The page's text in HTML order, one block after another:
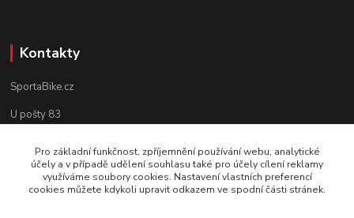
Kontakty
SportaBike.cz
U pošty 83
tel.: +420 736 274 612
e-mail: info@sportabike.cz
Pro základní funkčnost, zpříjemnění používání webu, analytické
účely a v případě udělení souhlasu také pro účely cílení reklamy
využíváme soubory cookies. Nastavení vlastních preferencí
cookies můžete kdykoli upravit odkazem ve spodní části stránek.